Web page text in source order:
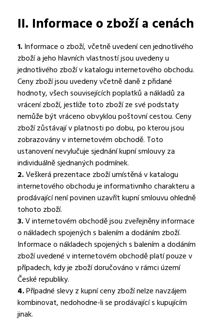
II. Informace o zboží a cenách
1.Informace o zboží, včetně uvedení cen jednotlivého
zboží a jeho hlavních vlastností jsou uvedeny u
jednotlivého zboží v katalogu internetového obchodu.
Ceny zboží jsou uvedeny včetně daně z přidané
hodnoty, všech souvisejících poplatků a nákladů za
vrácení zboží, jestliže toto zboží ze své podstaty
nemůže být vráceno obvyklou poštovní cestou. Ceny
zboží zůstávají v platnosti po dobu, po kterou jsou
zobrazovány v internetovém obchodě. Toto
ustanovení nevylučuje sjednání kupní smlouvy za
individuálně sjednaných podmínek.
2.Veškerá prezentace zboží umístěná v katalogu
internetového obchodu je informativního charakteru a
prodávající není povinen uzavřít kupní smlouvu ohledně
tohoto zboží.
3.V internetovém obchodě jsou zveřejněny informace
o nákladech spojených s balením a dodáním zboží.
Informace o nákladech spojených s balením a dodáním
zboží uvedené v internetovém obchodě platí pouze v
případech, kdy je zboží doručováno v rámci území
České republiky.
4.Případné slevy z kupní ceny zboží nelze navzájem
kombinovat, nedohodne-li se prodávající s kupujícím
jinak.